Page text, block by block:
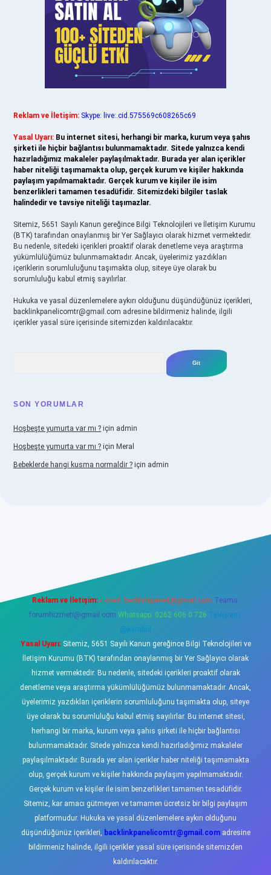
Reklam ve İletişim: Skype: live:.cid.575569c608265c69
Yasal Uyarı: Bu internet sitesi, herhangi bir marka, kurum veya şahıs
şirketi ile hiçbir bağlantısı bulunmamaktadır. Sitede yalnızca kendi
hazırladığımız makaleler paylaşılmaktadır. Burada yer alan içerikler
haber niteliği taşımamakta olup, gerçek kurum ve kişiler hakkında
paylaşım yapılmamaktadır. Gerçek kurum ve kişiler ile isim
benzerlikleri tamamen tesadüfidir. Sitemizdeki bilgiler taslak
halindedir ve tavsiye niteliği taşımazlar.
Sitemiz, 5651 Sayılı Kanun gereğince Bilgi Teknolojileri ve İletişim Kurumu
(BTK) tarafından onaylanmış bir Yer Sağlayıcı olarak hizmet vermektedir.
Bu nedenle, sitedeki içerikleri proaktif olarak denetleme veya araştırma
yükümlülüğümüz bulunmamaktadır. Ancak, üyelerimiz yazdıkları
içeriklerin sorumluluğunu taşımakta olup, siteye üye olarak bu
sorumluluğu kabul etmiş sayılırlar.
Hukuka ve yasal düzenlemelere aykırı olduğunu düşündüğünüz içerikleri,
backlinkpanelicomtr@gmail.com adresine bildirmeniz halinde, ilgili
içerikler yasal süre içerisinde sitemizden kaldırılacaktır.
SON YORUMLAR
Hoşbeşte yumurta var mı ? için admin
Hoşbeşte yumurta var mı ? için Meral
Bebeklerde hangi kusma normaldir ? için admin
Reklam ve İletişim: E-mail: backlinkpaneli@gmail.com Teams:
forumhizmeti@gmail.com Whatsapp: 0262 606 0 726 Telegram:
@karabul
Yasal Uyarı:Sitemiz, 5651 Sayılı Kanun gereğince Bilgi Teknolojileri ve
İletişim Kurumu (BTK) tarafından onaylanmış bir Yer Sağlayıcı olarak
hizmet vermektedir. Bu nedenle, sitedeki içerikleri proaktif olarak
denetleme veya araştırma yükümlülüğümüz bulunmamaktadır. Ancak,
üyelerimiz yazdıkları içeriklerin sorumluluğunu taşımakta olup, siteye
üye olarak bu sorumluluğu kabul etmiş sayılırlar. Bu internet sitesi,
herhangi bir marka, kurum veya şahıs şirketi ile hiçbir bağlantısı
bulunmamaktadır. Sitede yalnızca kendi hazırladığımız makaleler
paylaşılmaktadır. Burada yer alan içerikler haber niteliği taşımamakta
olup, gerçek kurum ve kişiler hakkında paylaşım yapılmamaktadır.
Gerçek kurum ve kişiler ile isim benzerlikleri tamamen tesadüfidir.
Sitemiz, kar amacı gütmeyen ve tamamen ücretsiz bir bilgi paylaşım
platformudur. Hukuka ve yasal düzenlemelere aykırı olduğunu
düşündüğünüz içerikleri, backlinkpanelicomtr@gmail.comadresine
bildirmeniz halinde, ilgili içerikler yasal süre içerisinde sitemizden
kaldırılacaktır.